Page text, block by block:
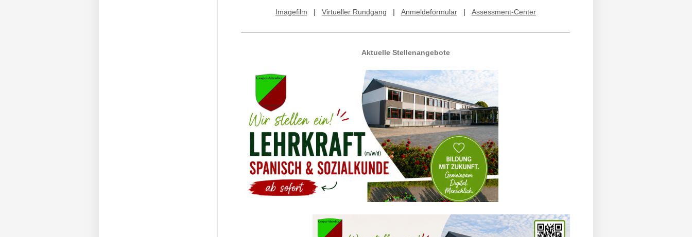
Imagefilm | Virtueller Rundgang | Anmeldeformular | Assessment-Center
Aktuelle Stellenangebote